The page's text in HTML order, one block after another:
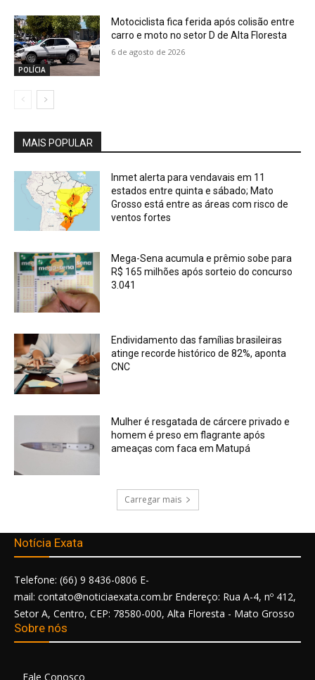
POLÍCIA
Motociclista fica ferida após colisão entre
carro e moto no setor D de Alta Floresta
6 de agosto de 2026
MAIS POPULAR
Inmet alerta para vendavais em 11
estados entre quinta e sábado; Mato
Grosso está entre as áreas com risco de
ventos fortes
Mega-Sena acumula e prêmio sobe para
R$ 165 milhões após sorteio do concurso
3.041
Endividamento das famílias brasileiras
atinge recorde histórico de 82%, aponta
CNC
Mulher é resgatada de cárcere privado e
homem é preso em flagrante após
ameaças com faca em Matupá
Carregar mais
Notícia Exata
Telefone: (66) 9 8436-0806 E-
mail: contato@noticiaexata.com.br Endereço: Rua A-4, nº 412,
Setor A, Centro, CEP: 78580-000, Alta Floresta - Mato Grosso
Sobre nós
Fale Conosco